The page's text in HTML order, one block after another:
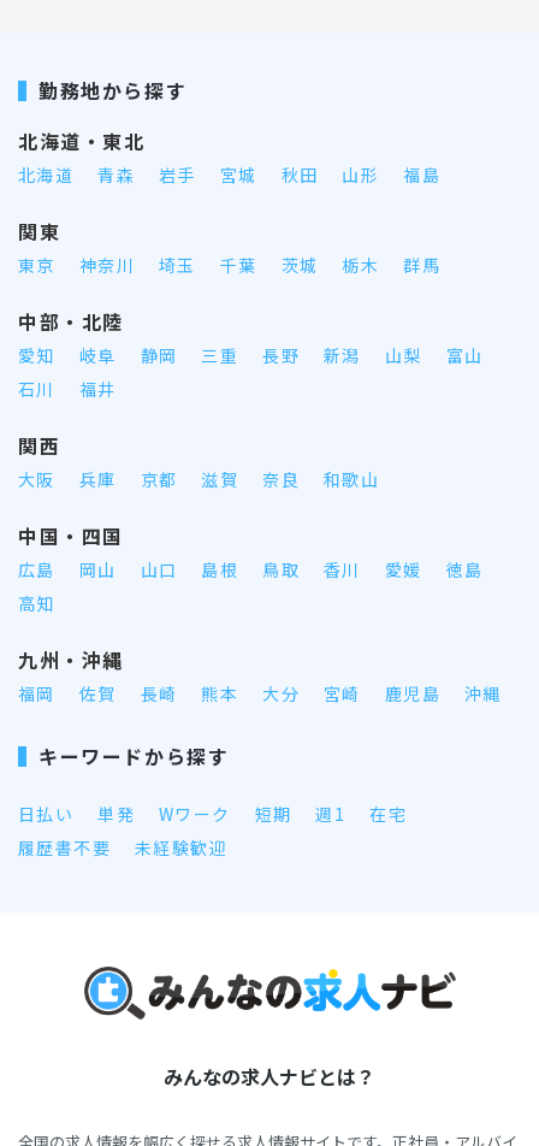
勤務地から探す
北海道・東北
北海道 青森 岩手 宮城 秋田 山形 福島
関東
東京 神奈川 埼玉 千葉 茨城 栃木 群馬
中部・北陸
愛知 岐阜 静岡 三重 長野 新潟 山梨
富山
石川
福井
関西
大阪 兵庫 京都 滋賀 奈良 和歌山
中国・四国
広島 岡山 山口 島根 鳥取 香川 愛媛
徳島
高知
九州・沖縄
福岡 佐賀 長崎 熊本 大分 宮崎 鹿児島 沖縄
キーワードから探す
日払い 単発 Wワーク 短期 週1
在宅
履歴書不要
未経験歓迎
みんなの求人ナビとは？
全国の求人情報を幅広く探せる求人情報サイトです。正社員・アルバイ